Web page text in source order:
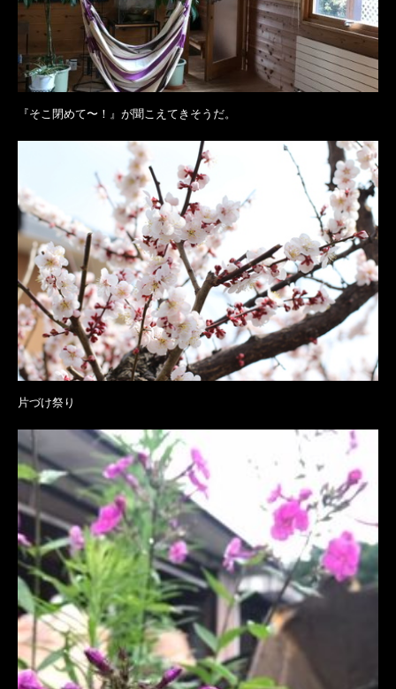
『そこ閉めて〜！』が聞こえてきそうだ。
片づけ祭り